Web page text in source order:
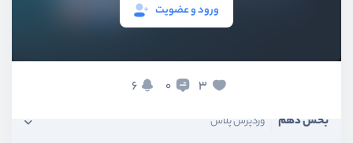
ورود و عضویت
3
0
6 هاست وردپرس
بخش دهم وردپرس پلاس